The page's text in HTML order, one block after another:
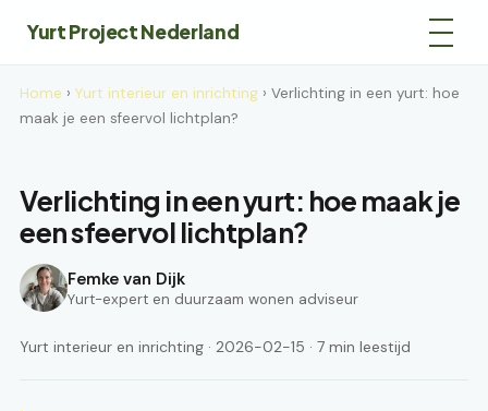
Yurt Project Nederland
Home › Yurt interieur en inrichting › Verlichting in een yurt: hoe
maak je een sfeervol lichtplan?
Verlichting in een yurt: hoe maak je
een sfeervol lichtplan?
Femke van Dijk
Yurt-expert en duurzaam wonen adviseur
Yurt interieur en inrichting · 2026-02-15 · 7 min leestijd